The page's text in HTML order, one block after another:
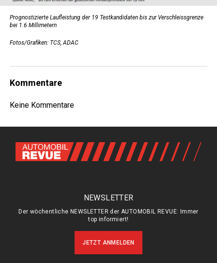
Prognostizierte Laufleistung der 19 Testkandidaten bis zur Verschleissgrenze
bei 1.6 Millimetern
Fotos/Grafiken: TCS, ADAC
Kommentare
Keine Kommentare
NEWSLETTER
Der wöchentliche NEWSLETTER der AUTOMOBIL REVUE: Immer
top informiert!
JETZT ANMELDEN